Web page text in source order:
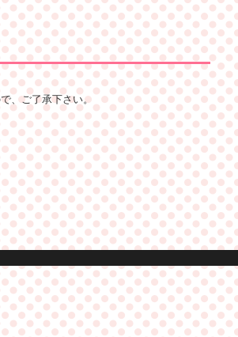
、ご了承下さい。